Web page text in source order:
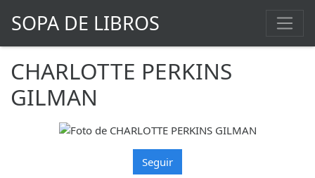
SOPA DE LIBROS
CHARLOTTE PERKINS
GILMAN
Seguir